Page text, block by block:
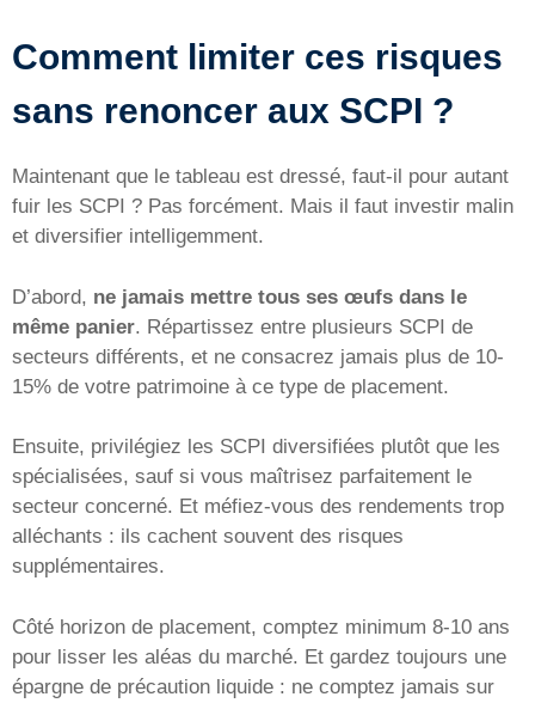
Comment limiter ces risques
sans renoncer aux SCPI ?
Maintenant que le tableau est dressé, faut-il pour autant
fuir les SCPI ? Pas forcément. Mais il faut investir malin
et diversifier intelligemment.
D’abord, ne jamais mettre tous ses œufs dans le
même panier. Répartissez entre plusieurs SCPI de
secteurs différents, et ne consacrez jamais plus de 10-
15% de votre patrimoine à ce type de placement.
Ensuite, privilégiez les SCPI diversifiées plutôt que les
spécialisées, sauf si vous maîtrisez parfaitement le
secteur concerné. Et méfiez-vous des rendements trop
alléchants : ils cachent souvent des risques
supplémentaires.
Côté horizon de placement, comptez minimum 8-10 ans
pour lisser les aléas du marché. Et gardez toujours une
épargne de précaution liquide : ne comptez jamais sur